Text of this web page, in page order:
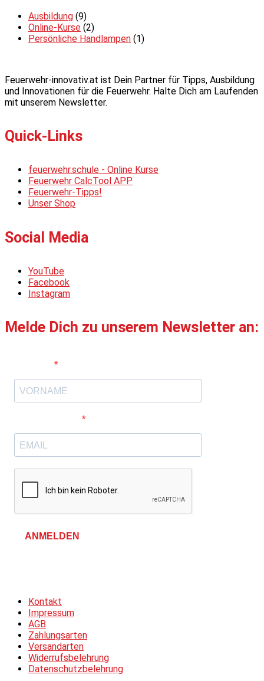
Ausbildung (9)
Online-Kurse (2)
Persönliche Handlampen (1)
Feuerwehr-innovativ.at ist Dein Partner für Tipps, Ausbildung
und Innovationen für die Feuerwehr. Halte Dich am Laufenden
mit unserem Newsletter.
Quick-Links
feuerwehr.schule - Online Kurse
Feuerwehr CalcTool APP
Feuerwehr-Tipps!
Unser Shop
Social Media
YouTube
Facebook
Instagram
Melde Dich zu unserem Newsletter an:
ANMELDEN
Kontakt
Impressum
AGB
Zahlungsarten
Versandarten
Widerrufsbelehrung
Datenschutzbelehrung